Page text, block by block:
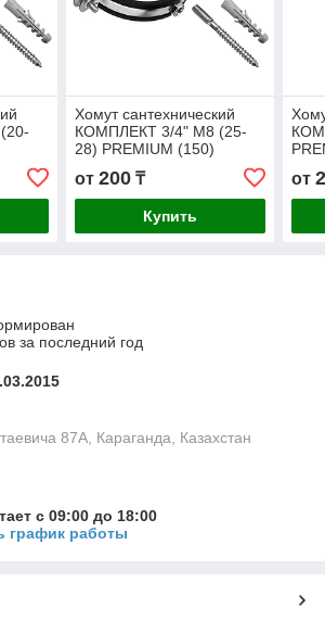
Хомут сантехнический
КОМПЛЕКТ 3/4" М8 (25-
28) PREMIUM (150)
от 200₸
Купить
от
за последний год
87А, Караганда, Казахстан
с 09:00 до 18:00
график работы